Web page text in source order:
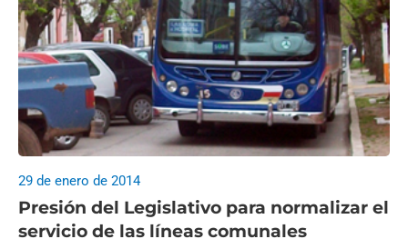
Presión del Legislativo para normalizar el
servicio de las líneas comunales
29 de enero de 2014